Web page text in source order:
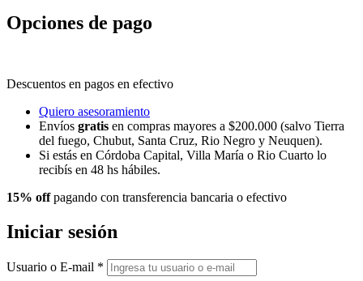
Opciones de pago
Descuentos en pagos en efectivo
Quiero asesoramiento
Envíos gratis en compras mayores a $200.000 (salvo Tierra
del fuego, Chubut, Santa Cruz, Rio Negro y Neuquen).
Si estás en Córdoba Capital, Villa María o Rio Cuarto lo
recibís en 48 hs hábiles.
15% offpagando con transferencia bancaria o efectivo
Iniciar sesión
Usuario o E-mail *